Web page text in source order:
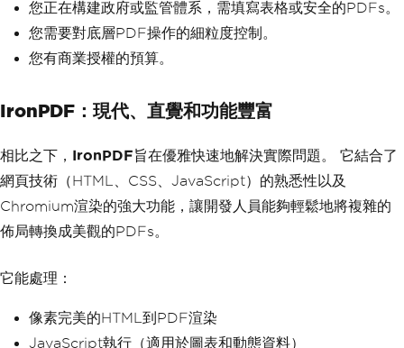
您正在構建政府或監管體系，需填寫表格或安全的PDFs。
您需要對底層PDF操作的細粒度控制。
您有商業授權的預算。
IronPDF：現代、直覺和功能豐富
相比之下， IronPDF旨在優雅快速地解決實際問題。 它結合了
網頁技術（HTML、CSS、JavaScript）的熟悉性以及
Chromium渲染的強大功能，讓開發人員能夠輕鬆地將複雜的
佈局轉換成美觀的PDFs。
它能處理：
像素完美的HTML到PDF渲染
JavaScript執行（適用於圖表和動態資料）